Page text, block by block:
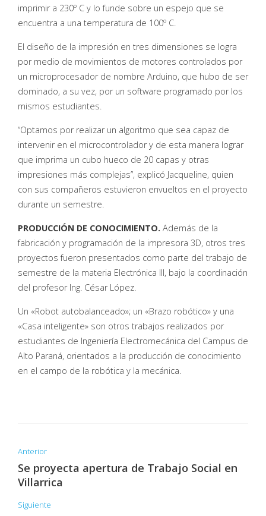
imprimir a 230º C y lo funde sobre un espejo que se
encuentra a una temperatura de 100º C.
El diseño de la impresión en tres dimensiones se logra
por medio de movimientos de motores controlados por
un microprocesador de nombre Arduino, que hubo de ser
dominado, a su vez, por un software programado por los
mismos estudiantes.
“Optamos por realizar un algoritmo que sea capaz de
intervenir en el microcontrolador y de esta manera lograr
que imprima un cubo hueco de 20 capas y otras
impresiones más complejas”, explicó Jacqueline, quien
con sus compañeros estuvieron envueltos en el proyecto
durante un semestre.
PRODUCCIÓN DE CONOCIMIENTO. Además de la
fabricación y programación de la impresora 3D, otros tres
proyectos fueron presentados como parte del trabajo de
semestre de la materia Electrónica III, bajo la coordinación
del profesor Ing. César López.
Un «Robot autobalanceado»; un «Brazo robótico» y una
«Casa inteligente» son otros trabajos realizados por
estudiantes de Ingeniería Electromecánica del Campus de
Alto Paraná, orientados a la producción de conocimiento
en el campo de la robótica y la mecánica.
Anterior
Se proyecta apertura de Trabajo Social en
Villarrica
Siguiente